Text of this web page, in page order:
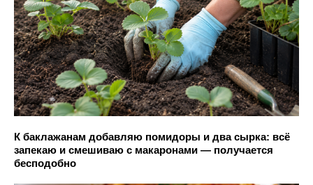
К баклажанам добавляю помидоры и два сырка: всё
запекаю и смешиваю с макаронами — получается
бесподобно